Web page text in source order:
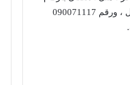
هواتف مركز خدمة العملاء ، والتي تتضمن عدة أرقام: 5999 ، 5777 أو 1188 من أي هاتف محمول ، ورقم 090071117